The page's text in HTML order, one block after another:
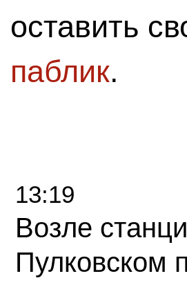
оставить
паблик.
13:19
Возле
Пулковском